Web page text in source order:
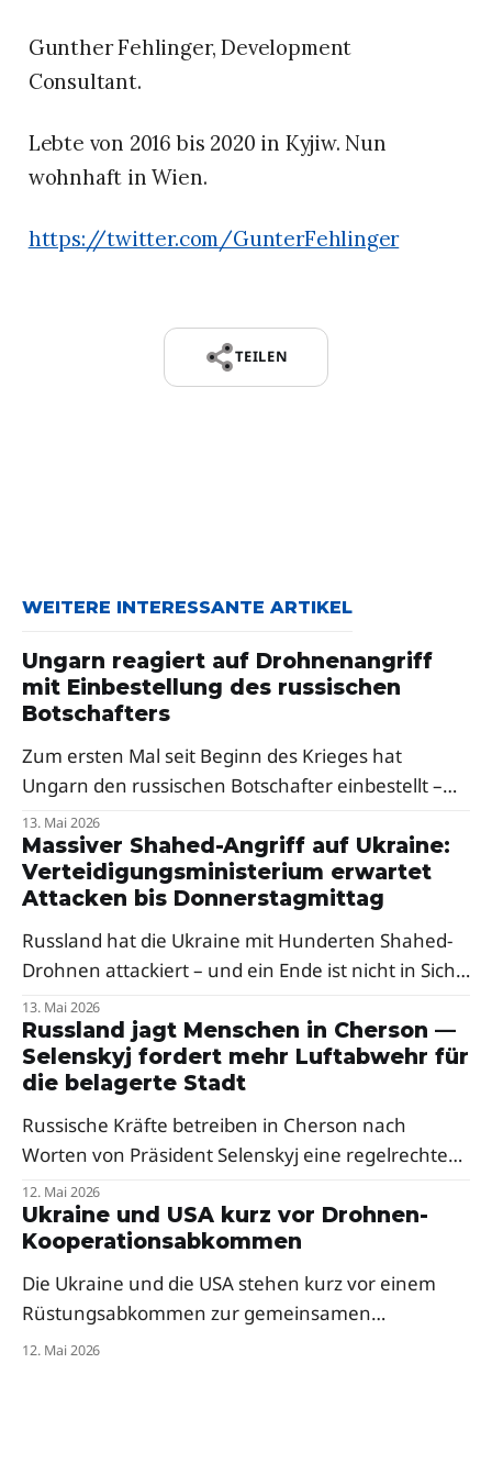
Gunther Fehlinger, Development
Consultant.
Lebte von 2016 bis 2020 in Kyjiw. Nun
wohnhaft in Wien.
https://twitter.com/GunterFehlinger
TEILEN
WEITERE INTERESSANTE ARTIKEL
Ungarn reagiert auf Drohnenangriff
mit Einbestellung des russischen
Botschafters
Zum ersten Mal seit Beginn des Krieges hat
Ungarn den russischen Botschafter einbestellt –
als Reaktion auf russische Drohnenangriffe auf die
Oblast Transkarpatien. Premierminister Péter
Magyar sprach von einer klaren Verurteilung,
Selenskyj dankte Budapest.
13. Mai 2026
Massiver Shahed-Angriff auf Ukraine:
Verteidigungsministerium erwartet
Attacken bis Donnerstagmittag
Russland hat die Ukraine mit Hunderten Shahed-
Drohnen attackiert – und ein Ende ist nicht in Sicht.
Ein Berater des Verteidigungsministeriums warnt
vor weiteren Raketenangriffen in der Nacht.
Besonders hart traf es den Westen des Landes.
13. Mai 2026
Russland jagt Menschen in Cherson —
Selenskyj fordert mehr Luftabwehr für
die belagerte Stadt
Russische Kräfte betreiben in Cherson nach
Worten von Präsident Selenskyj eine regelrechte
Menschenjagd mit Drohnen. Der Präsident fordert
dringend mehr Abfangsysteme und Mittel zur
elektronischen Kriegsführung für die frontnahe
Stadt.
12. Mai 2026
Ukraine und USA kurz vor Drohnen-
Kooperationsabkommen
Die Ukraine und die USA stehen kurz vor einem
Rüstungsabkommen zur gemeinsamen
Drohnenproduktion. Das Pentagon hat
12. Mai 2026